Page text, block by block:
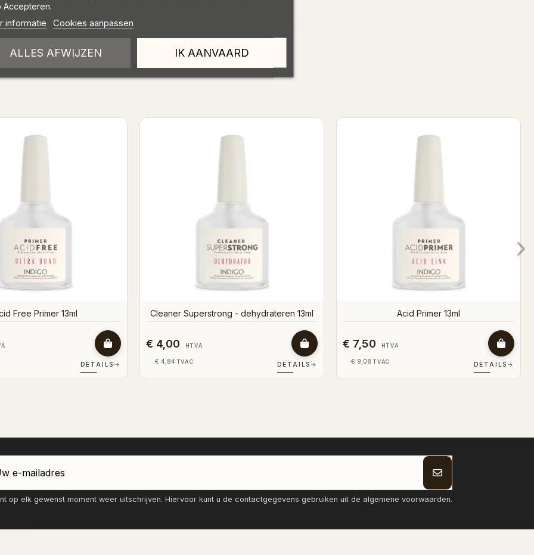
DÉTAILS
€ 4,50
€ 5,45 DÉTAILS
€ 7,50
€ 9,08
op elk gewenst moment weer uitschrijven. Hiervoor kunt u de contactgegevens gebruiken uit de algemene voorwaarden.
Accepteren.
informatie Cookies aanpassen
ALLES AFWIJZEN IK AANVAARD